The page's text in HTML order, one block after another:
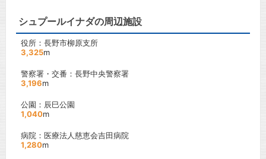
シュプールイナダの周辺施設
役所：長野市柳原支所
3,325m
警察署・交番：長野中央警察署
3,196m
公園：辰巳公園
1,040m
病院：医療法人慈恵会吉田病院
1,280m